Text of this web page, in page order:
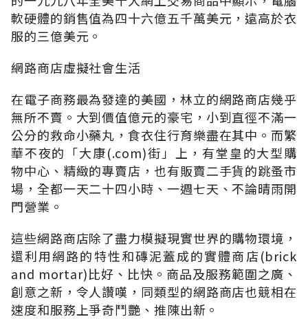
軟硬體的銷售值為四十六億五千萬美元，遠高於衣
服的三億美元。
網路商店虛擬社會生活
在電子商務最為發達的美國，林立的網路商店幾乎
無所不賣。大到價值億元的豪宅，小到直徑不滿一
公分的救命小藥丸，食衣住行育樂盡在其中。而繁
華不夜的「大康(.com)街」上，有堂皇的大型購
物中心、精緻的專賣店，也有販賣二手貨的跳蚤市
場，全都一天二十四小時、一週七天、不論晴雨開
門營業。
這些網路商店除了盡力模擬現實世界的購物環境，
還利用網路的特性和磚泥蓋成的實體商店(brick
and mortar)比好、比快。商品及服務範圍之廣、
創意之新，令人讚嘆，同類型的網路商店也競相在
速度和服務上爭奇鬥艷、推陳出新。